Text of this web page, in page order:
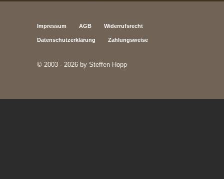
Impressum AGB Widerrufsrecht
Datenschutzerklärung Zahlungsweise
© 2003 - 2026 by Steffen Hopp